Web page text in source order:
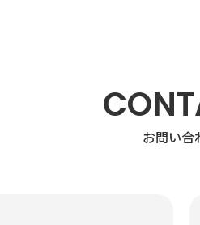
お問い合